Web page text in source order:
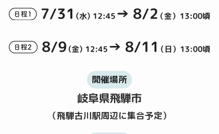
開催場所
岐阜県飛騨市
（飛騨古川駅周辺に集合予定）